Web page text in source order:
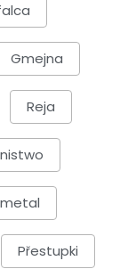
Gmejna
Reja
Přestupki